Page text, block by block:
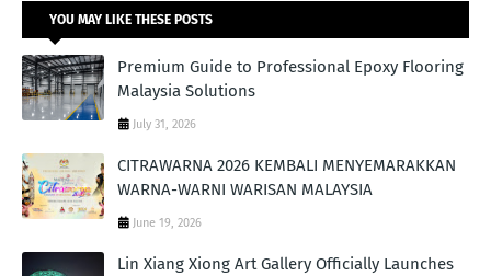
YOU MAY LIKE THESE POSTS
Premium Guide to Professional Epoxy Flooring
Malaysia Solutions
July 31, 2026
CITRAWARNA 2026 KEMBALI MENYEMARAKKAN
WARNA-WARNI WARISAN MALAYSIA
June 19, 2026
Lin Xiang Xiong Art Gallery Officially Launches